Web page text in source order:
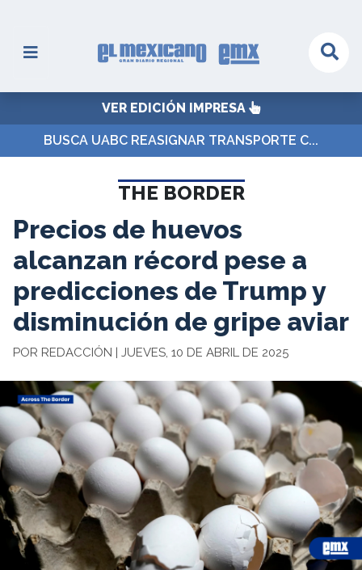
VER EDICIÓN IMPRESA
BUSCA UABC REASIGNAR TRANSPORTE C...
THE BORDER
Precios de huevos
alcanzan récord pese a
predicciones de Trump y
disminución de gripe aviar
POR REDACCIÓN | JUEVES, 10 DE ABRIL DE 2025